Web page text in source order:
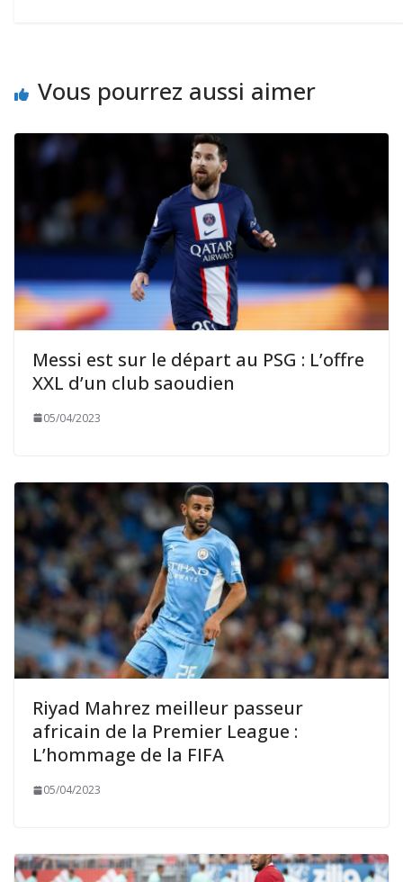
Vous pourrez aussi aimer
Messi est sur le départ au PSG : L’offre
XXL d’un club saoudien
05/04/2023
Riyad Mahrez meilleur passeur
africain de la Premier League :
L’hommage de la FIFA
05/04/2023